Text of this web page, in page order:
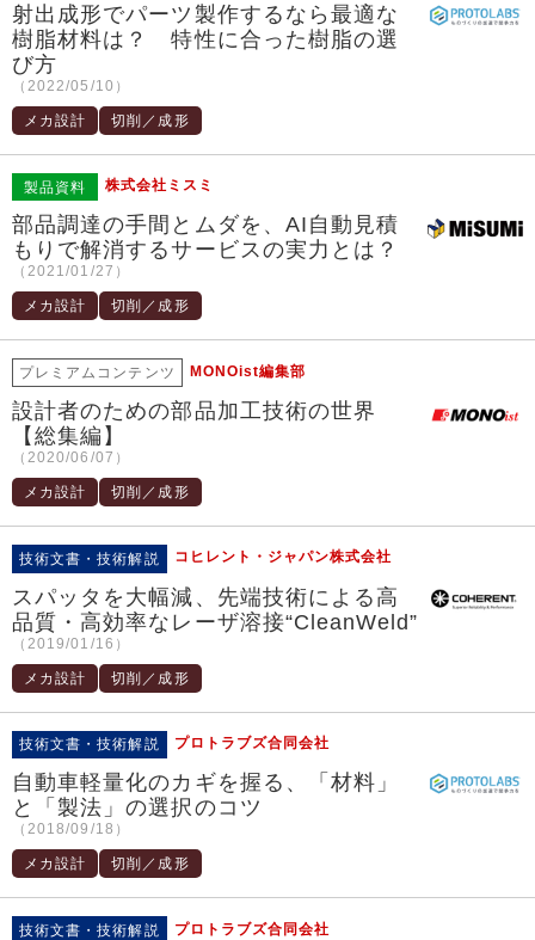
射出成形でパーツ製作するなら最適な
樹脂材料は？ 特性に合った樹脂の選
び方
（2022/05/10）
メカ設計 切削／成形
製品資料 株式会社ミスミ
部品調達の手間とムダを、AI自動見積
もりで解消するサービスの実力とは？
（2021/01/27）
メカ設計 切削／成形
プレミアムコンテンツ MONOist編集部
設計者のための部品加工技術の世界
【総集編】
（2020/06/07）
メカ設計 切削／成形
技術文書・技術解説 コヒレント・ジャパン株式会社
スパッタを大幅減、先端技術による高
品質・高効率なレーザ溶接“CleanWeld”
（2019/01/16）
メカ設計 切削／成形
技術文書・技術解説 プロトラブズ合同会社
自動車軽量化のカギを握る、「材料」
と「製法」の選択のコツ
（2018/09/18）
メカ設計 切削／成形
技術文書・技術解説 プロトラブズ合同会社